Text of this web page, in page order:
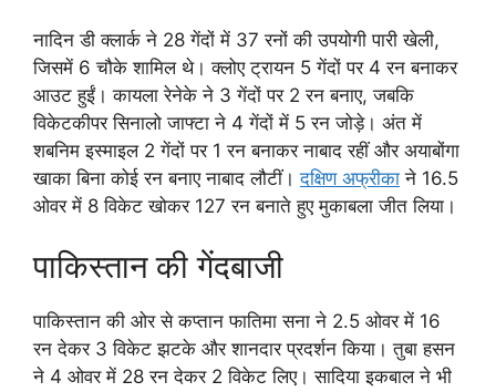
नादिन डी क्लार्क ने 28 गेंदों में 37 रनों की उपयोगी पारी खेली,
जिसमें 6 चौके शामिल थे। क्लोए ट्रायन 5 गेंदों पर 4 रन बनाकर
आउट हुईं। कायला रेनेके ने 3 गेंदों पर 2 रन बनाए, जबकि
विकेटकीपर सिनालो जाफ्टा ने 4 गेंदों में 5 रन जोड़े। अंत में
शबनिम इस्माइल 2 गेंदों पर 1 रन बनाकर नाबाद रहीं और अयाबोंगा
खाका बिना कोई रन बनाए नाबाद लौटीं।दक्षिण अफ्रीका ने 16.5
ओवर में 8 विकेट खोकर 127 रन बनाते हुए मुकाबला जीत लिया।
पाकिस्तान की गेंदबाजी
पाकिस्तान की ओर से कप्तान फातिमा सना ने 2.5 ओवर में 16
रन देकर 3 विकेट झटके और शानदार प्रदर्शन किया। तुबा हसन
ने 4 ओवर में 28 रन देकर 2 विकेट लिए। सादिया इकबाल ने भी